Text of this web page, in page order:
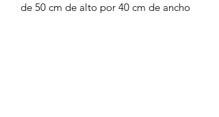
de 50 cm de alto por 40 cm de ancho